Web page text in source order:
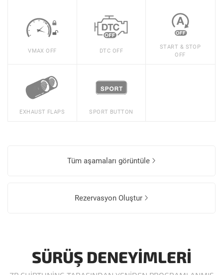
VMAX OFF DTC OFF
START & STOP
OFF
EXHAUST FLAPS SPORT BUTTON
Tüm aşamaları görüntüle
Rezervasyon Oluştur
SÜRÜŞ DENEYIMLERI